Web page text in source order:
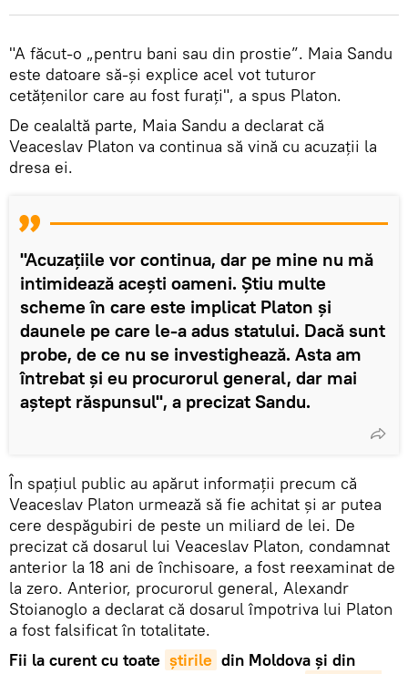
"A făcut-o „pentru bani sau din prostie”. Maia Sandu
este datoare să-și explice acel vot tuturor
cetățenilor care au fost furați", a spus Platon.
De cealaltă parte, Maia Sandu a declarat că
Veaceslav Platon va continua să vină cu acuzații la
dresa ei.
"Acuzațiile vor continua, dar pe mine nu mă
intimidează acești oameni. Știu multe
scheme în care este implicat Platon și
daunele pe care le-a adus statului. Dacă sunt
probe, de ce nu se investighează. Asta am
întrebat și eu procurorul general, dar mai
aștept răspunsul", a precizat Sandu.
În spațiul public au apărut informații precum că
Veaceslav Platon urmează să fie achitat și ar putea
cere despăgubiri de peste un miliard de lei. De
precizat că dosarul lui Veaceslav Platon, condamnat
anterior la 18 ani de închisoare, a fost reexaminat de
la zero. Anterior, procurorul general, Alexandr
Stoianoglo a declarat că dosarul împotriva lui Platon
a fost falsificat în totalitate.
Fii la curent cu toate știrile din Moldova și din